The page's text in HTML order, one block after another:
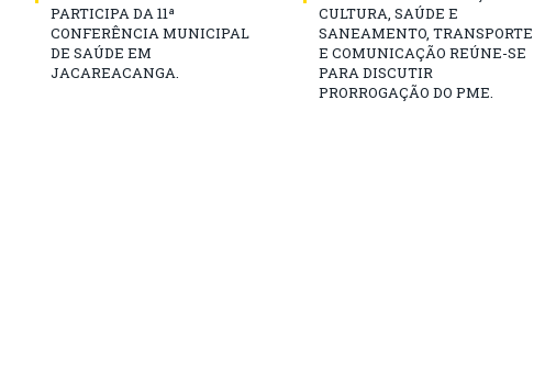
PARTICIPA DA 11ª
CONFERÊNCIA MUNICIPAL
DE SAÚDE EM
JACAREACANGA.
CULTURA, SAÚDE E
SANEAMENTO, TRANSPORTE
E COMUNICAÇÃO REÚNE-SE
PARA DISCUTIR
PRORROGAÇÃO DO PME.